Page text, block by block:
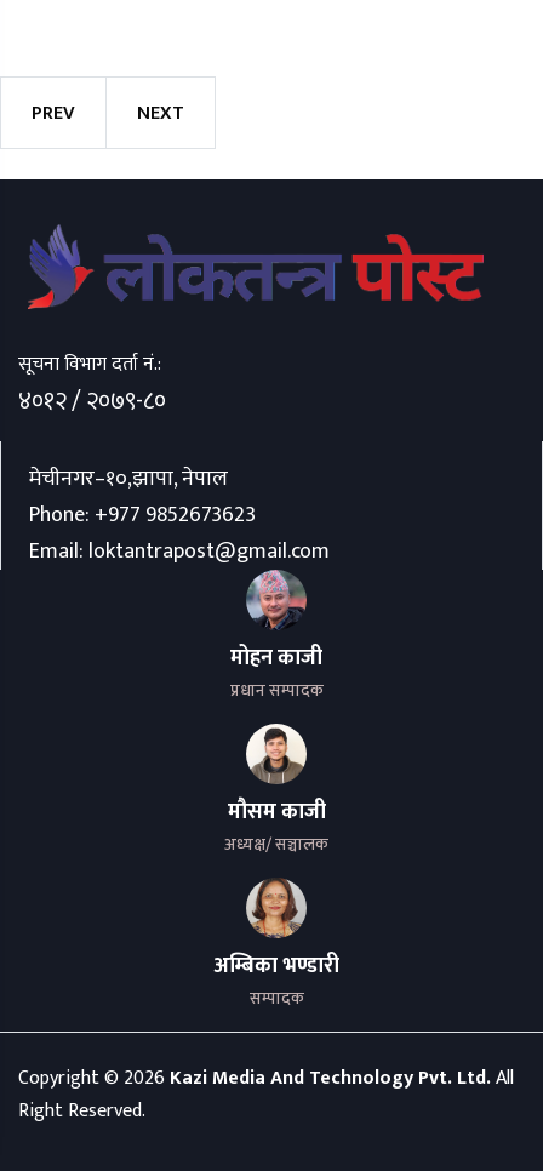
PREV NEXT
सूचना विभाग दर्ता नं.:
४०१२ / २०७९-८०
मेचीनगर–१०,झापा, नेपाल
Phone: +977 9852673623
Email: loktantrapost@gmail.com
मोहन काजी
प्रधान सम्पादक
मौसम काजी
अध्यक्ष/ सञ्चालक
अम्बिका भण्डारी
सम्पादक
Copyright ©2026Kazi Media And Technology Pvt. Ltd.All
Right Reserved.